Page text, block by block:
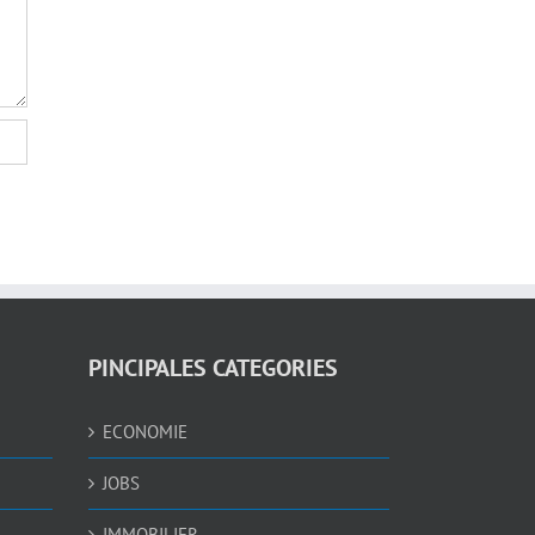
PINCIPALES CATEGORIES
ECONOMIE
JOBS